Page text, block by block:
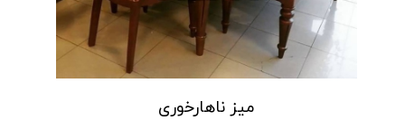
میز ناهارخوری